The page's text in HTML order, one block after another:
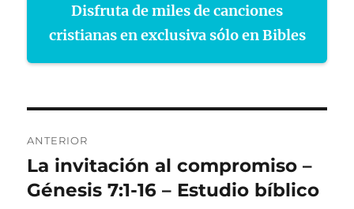
Disfruta de miles de canciones
cristianas en exclusiva sólo en Bibles
de
entradas
ANTERIOR
Entrada
anterior:
La invitación al compromiso –
Génesis 7:1-16 – Estudio bíblico